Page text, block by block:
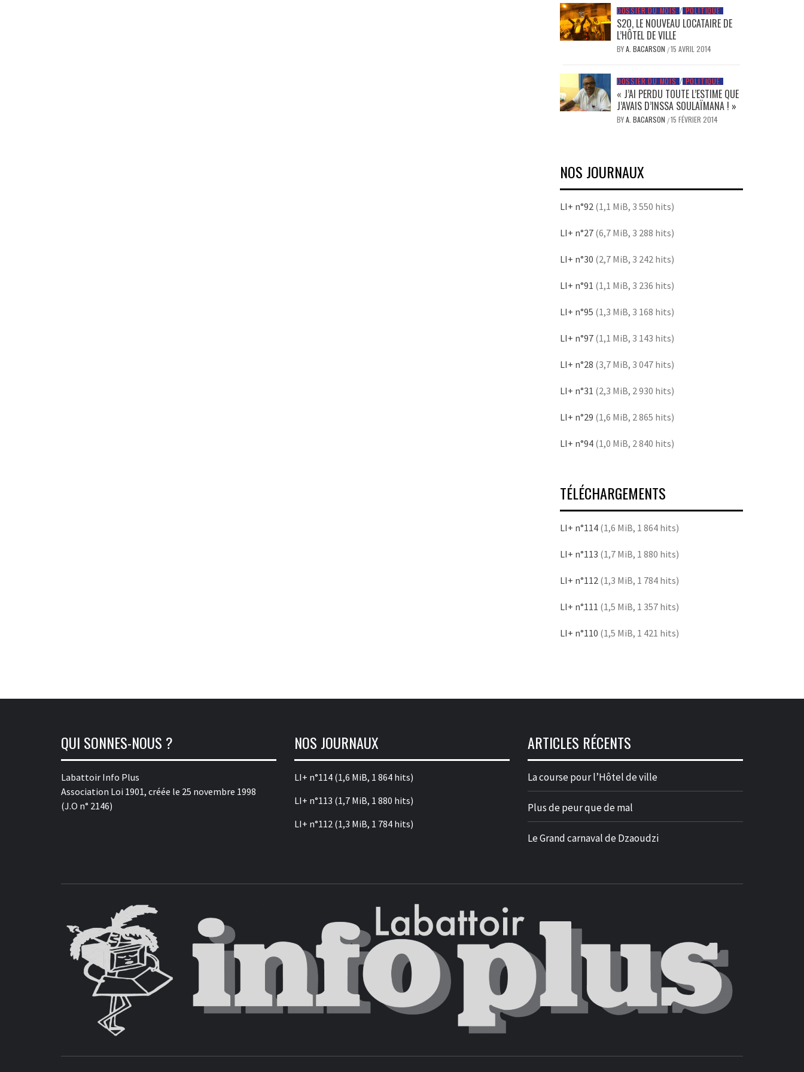
DOSSIER DU MOIS / POLITIQUE
S2O, LE NOUVEAU LOCATAIRE DE
L’HÔTEL DE VILLE
BYA. BACARSON /15 AVRIL 2014
DOSSIER DU MOIS / POLITIQUE
« J’AI PERDU TOUTE L’ESTIME QUE
J’AVAIS D’INSSA SOULAÏMANA ! »
BYA. BACARSON /15 FÉVRIER 2014
NOS JOURNAUX
LI+ n°92 (1,1 MiB, 3 550 hits)
LI+ n°27 (6,7 MiB, 3 288 hits)
LI+ n°30 (2,7 MiB, 3 242 hits)
LI+ n°91 (1,1 MiB, 3 236 hits)
LI+ n°95 (1,3 MiB, 3 168 hits)
LI+ n°97 (1,1 MiB, 3 143 hits)
LI+ n°28 (3,7 MiB, 3 047 hits)
LI+ n°31 (2,3 MiB, 2 930 hits)
LI+ n°29 (1,6 MiB, 2 865 hits)
LI+ n°94 (1,0 MiB, 2 840 hits)
TÉLÉCHARGEMENTS
LI+ n°114 (1,6 MiB, 1 864 hits)
LI+ n°113 (1,7 MiB, 1 880 hits)
LI+ n°112 (1,3 MiB, 1 784 hits)
LI+ n°111 (1,5 MiB, 1 357 hits)
LI+ n°110 (1,5 MiB, 1 421 hits)
QUI SONNES-NOUS ?
Labattoir Info Plus
Association Loi 1901, créée le 25 novembre 1998
(J.O n° 2146)
NOS JOURNAUX
LI+ n°114 (1,6 MiB, 1 864 hits)
LI+ n°113 (1,7 MiB, 1 880 hits)
LI+ n°112 (1,3 MiB, 1 784 hits)
ARTICLES RÉCENTS
La course pour l’Hôtel de ville
Plus de peur que de mal
Le Grand carnaval de Dzaoudzi